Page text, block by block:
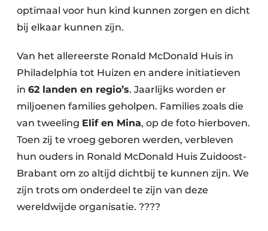
optimaal voor hun kind kunnen zorgen en dicht
bij elkaar kunnen zijn.
Van het allereerste Ronald McDonald Huis in
Philadelphia tot Huizen en andere initiatieven
in 62 landen en regio’s. Jaarlijks worden er
miljoenen families geholpen. Families zoals die
van tweeling Elif en Mina, op de foto hierboven.
Toen zij te vroeg geboren werden, verbleven
hun ouders in Ronald McDonald Huis Zuidoost-
Brabant om zo altijd dichtbij te kunnen zijn. We
zijn trots om onderdeel te zijn van deze
wereldwijde organisatie. ????